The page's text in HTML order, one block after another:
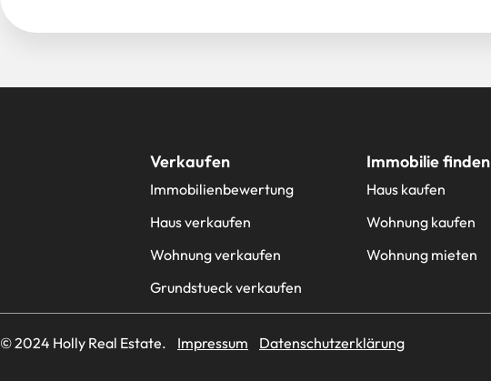
Verkaufen
Immobilienbewertung
Haus verkaufen
Wohnung verkaufen
Grundstueck verkaufen
Immobilie finden
Haus kaufen
Wohnung kaufen
Wohnung mieten
© 2024 Holly Real Estate. Impressum Datenschutzerklärung